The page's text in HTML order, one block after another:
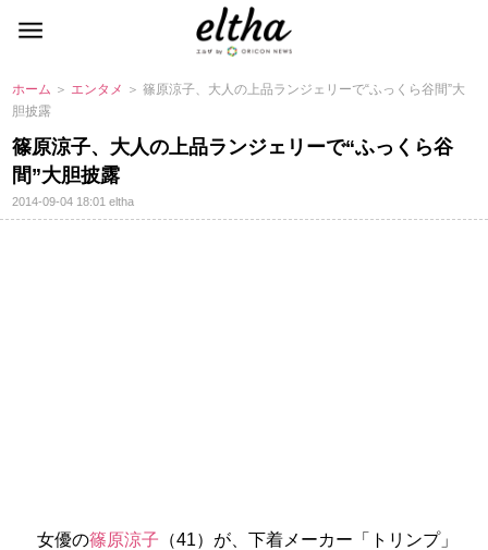
ホーム ＞ エンタメ ＞ 篠原涼子、大人の上品ランジェリーで“ふっくら谷間”大
胆披露
篠原涼子、大人の上品ランジェリーで“ふっくら谷
間”大胆披露
2014-09-04 18:01eltha
女優の篠原涼子 （41）が、下着メーカー「トリンプ」